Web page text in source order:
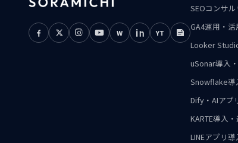
W YT
SEOコンサ
GA4運用・
Looker
uSonar導入
Snowflake導
Dify・AIアプ
KARTE導入
LINEアプリ